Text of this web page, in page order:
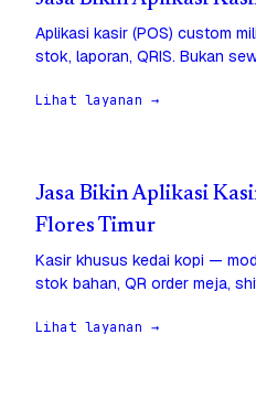
Aplikasi kasir (POS) custom
stok, laporan, QRIS. Bukan
Lihat layanan →
Jasa Bikin Aplikasi
Flores Timur
Kasir khusus kedai kopi —
stok bahan, QR order meja,
Lihat layanan →